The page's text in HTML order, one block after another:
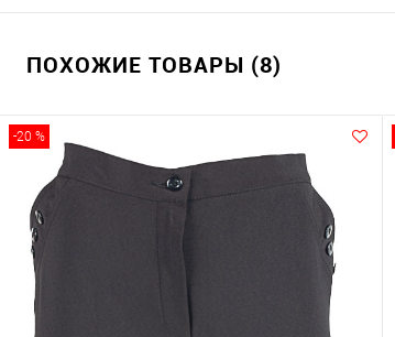
ПОХОЖИЕ ТОВАРЫ (8)
-20 %